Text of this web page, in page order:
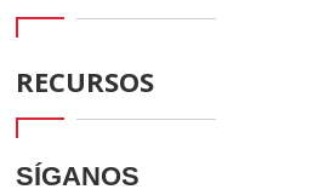
RECURSOS
SÍGANOS